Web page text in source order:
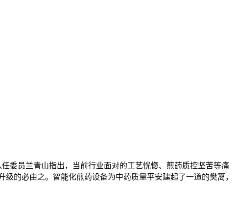
委员兰青山指出，当前行业面对的工艺恍惚、煎药质控坚苦等痛
的必由之。智能化煎药设备为中药质量平安建起了一道的樊篱，